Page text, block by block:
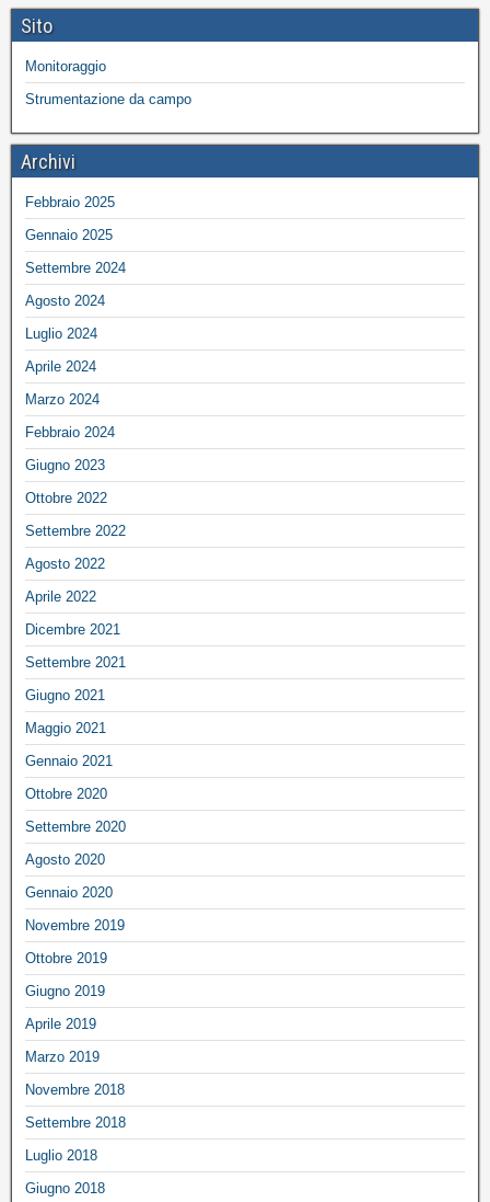
Sito
Monitoraggio
Strumentazione da campo
Archivi
Febbraio 2025
Gennaio 2025
Settembre 2024
Agosto 2024
Luglio 2024
Aprile 2024
Marzo 2024
Febbraio 2024
Giugno 2023
Ottobre 2022
Settembre 2022
Agosto 2022
Aprile 2022
Dicembre 2021
Settembre 2021
Giugno 2021
Maggio 2021
Gennaio 2021
Ottobre 2020
Settembre 2020
Agosto 2020
Gennaio 2020
Novembre 2019
Ottobre 2019
Giugno 2019
Aprile 2019
Marzo 2019
Novembre 2018
Settembre 2018
Luglio 2018
Giugno 2018